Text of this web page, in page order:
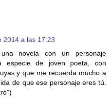
2014 a las 17:23
novela con un personaje
especie de joven poeta, con
y que me recuerda mucho a
de que ese personaje eres tú.